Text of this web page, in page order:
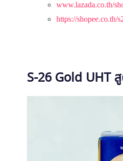
www.lazada.co.th/
https://shopee.co.th/
S-26 Gold UHT